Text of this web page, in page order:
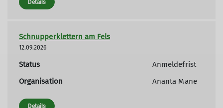
Details
Schnupperklettern am Fels
12.09.2026
Status
Anmeldefrist
Organisation
Ananta Mane
Details